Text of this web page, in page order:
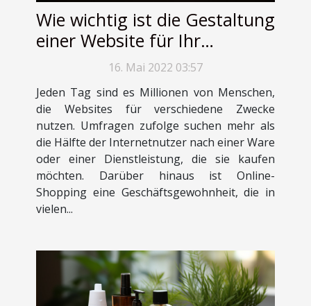
Wie wichtig ist die Gestaltung
einer Website für Ihr
Geschäft ?16. Mai 2022 03:57
Jeden Tag sind es Millionen von Menschen,
die Websites für verschiedene Zwecke
nutzen. Umfragen zufolge suchen mehr als
die Hälfte der Internetnutzer nach einer Ware
oder einer Dienstleistung, die sie kaufen
möchten. Darüber hinaus ist Online-
Shopping eine Geschäftsgewohnheit, die in
vielen...